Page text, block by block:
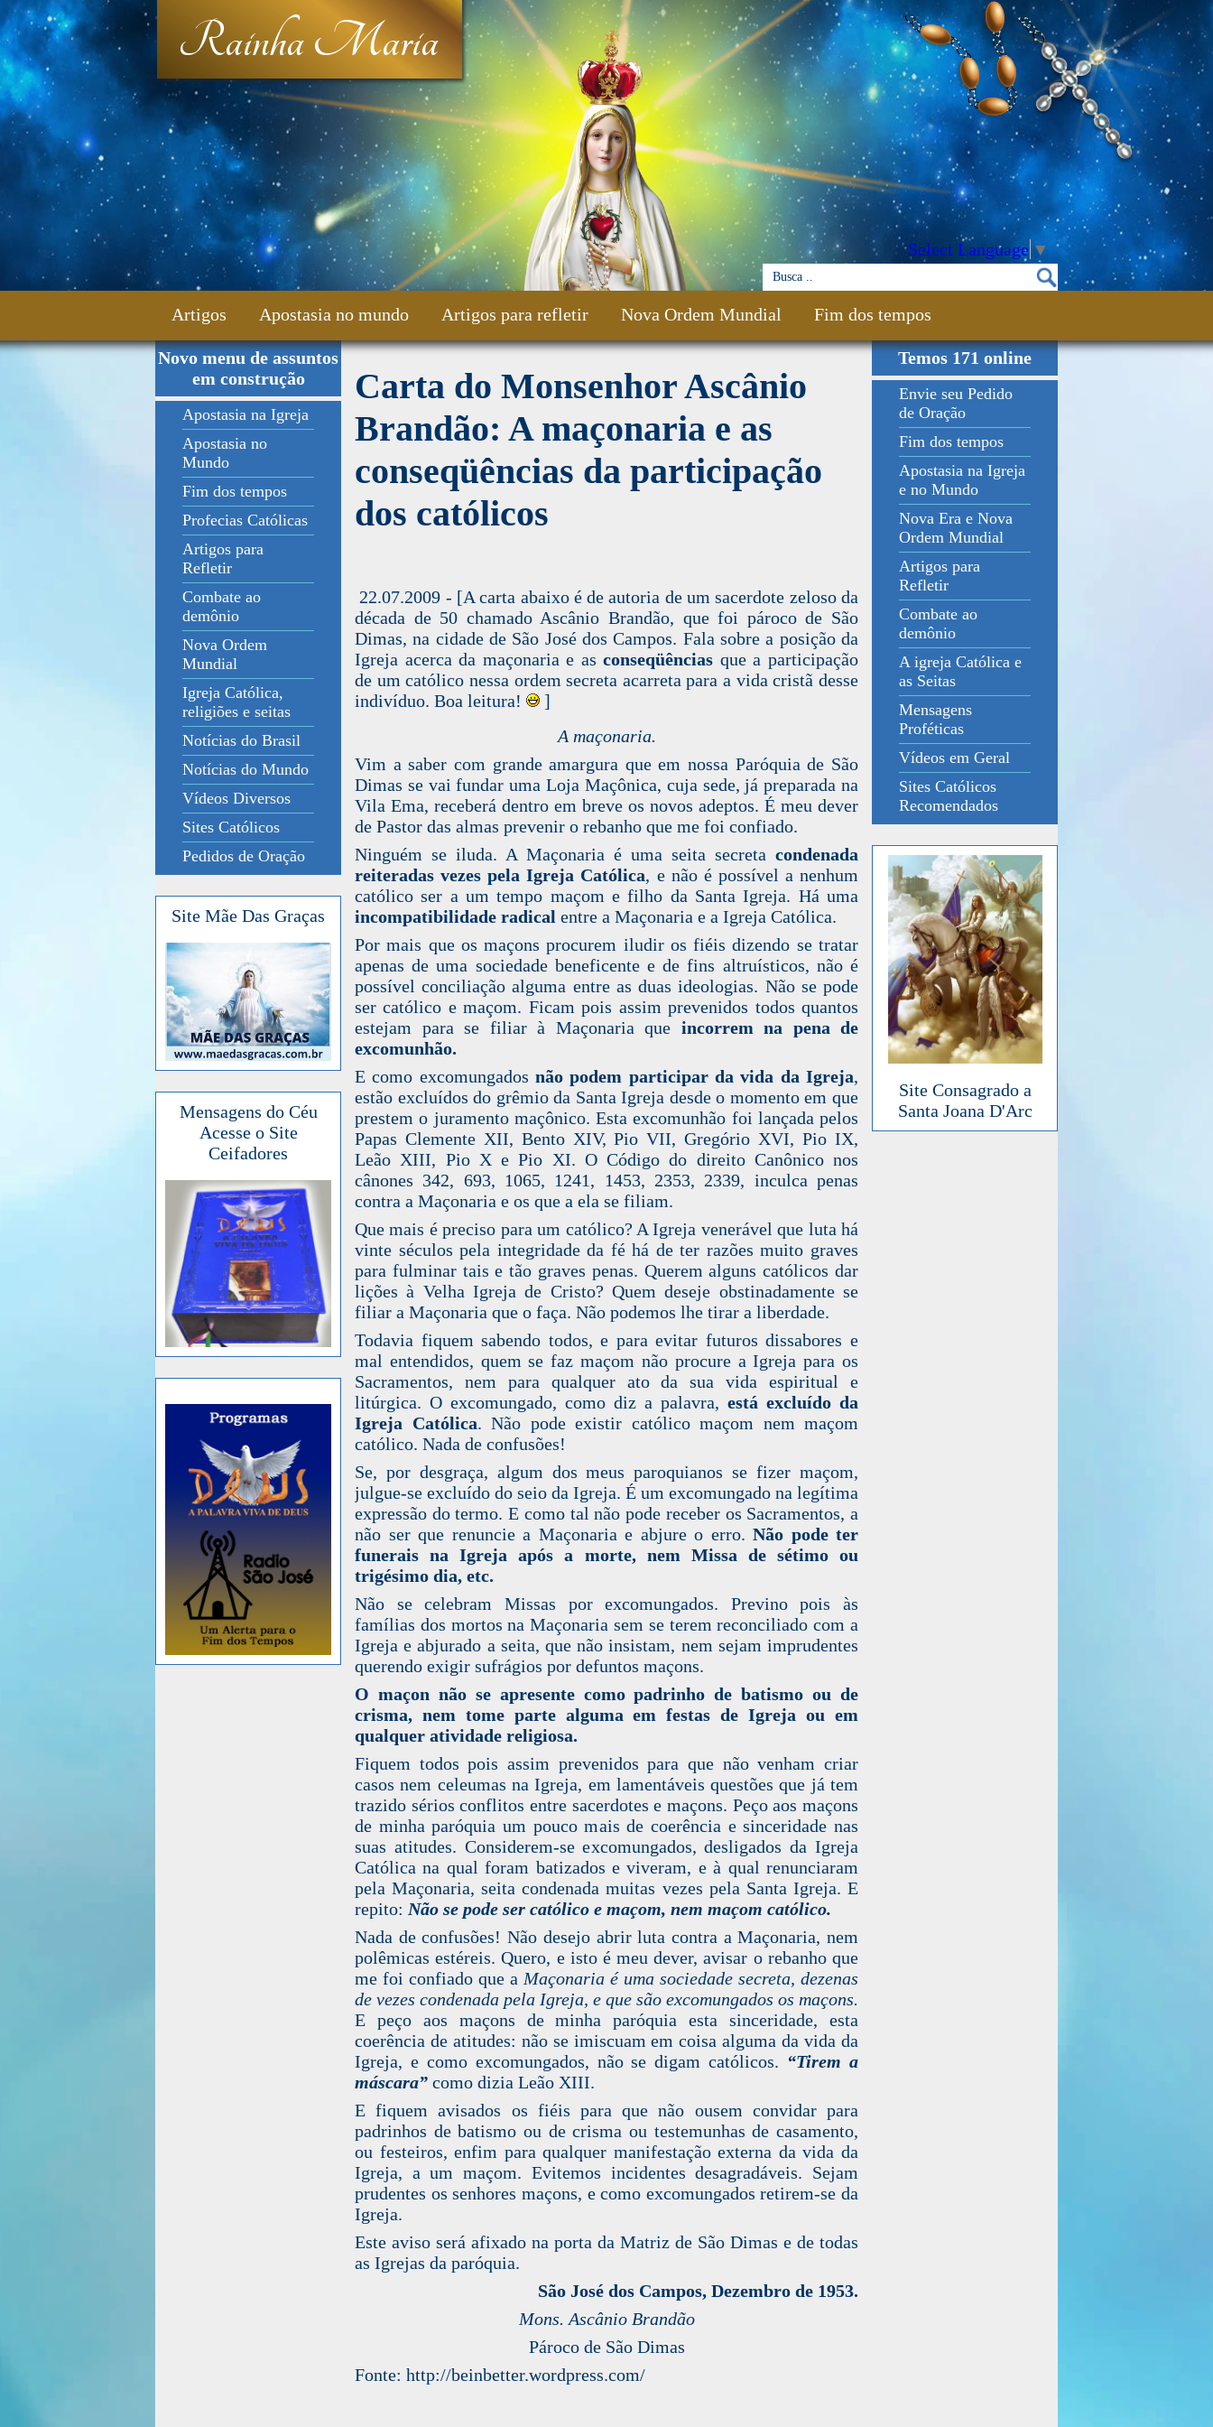
Rainha Maria
Select Language ▼
Artigos Apostasia no mundo Artigos para refletir Nova Ordem Mundial Fim dos tempos
Fale Conosco
Novo menu de assuntos
em construção
Apostasia na Igreja
Apostasia no
Mundo
Fim dos tempos
Profecias Católicas
Artigos para
Refletir
Combate ao
demônio
Nova Ordem
Mundial
Igreja Católica,
religiões e seitas
Notícias do Brasil
Notícias do Mundo
Vídeos Diversos
Sites Católicos
Pedidos de Oração
Site Mãe Das Graças
Mensagens do Céu
Acesse o Site
Ceifadores
Carta do Monsenhor Ascânio
Brandão: A maçonaria e as
conseqüências da participação
dos católicos
22.07.2009 - [A carta abaixo é de autoria de um sacerdote zeloso da
década de 50 chamado Ascânio Brandão, que foi pároco de São
Dimas, na cidade de São José dos Campos. Fala sobre a posição da
Igreja acerca da maçonaria e asconseqüências que a participação
de um católico nessa ordem secreta acarreta para a vida cristã desse
indivíduo. Boa leitura!
]
A maçonaria.
Vim a saber com grande amargura que em nossa Paróquia de São
Dimas se vai fundar uma Loja Maçônica, cuja sede, já preparada na
Vila Ema, receberá dentro em breve os novos adeptos. É meu dever
de Pastor das almas prevenir o rebanho que me foi confiado.
Ninguém se iluda. A Maçonaria é uma seita secreta condenada
reiteradas vezes pela Igreja Católica, e não é possível a nenhum
católico ser a um tempo maçom e filho da Santa Igreja. Há uma
incompatibilidade radical entre a Maçonaria e a Igreja Católica.
Por mais que os maçons procurem iludir os fiéis dizendo se tratar
apenas de uma sociedade beneficente e de fins altruísticos, não é
possível conciliação alguma entre as duas ideologias. Não se pode
ser católico e maçom. Ficam pois assim prevenidos todos quantos
estejam para se filiar à Maçonaria que incorrem na pena de
excomunhão.
E como excomungados não podem participar da vida da Igreja,
estão excluídos do grêmio da Santa Igreja desde o momento em que
prestem o juramento maçônico. Esta excomunhão foi lançada pelos
Papas Clemente XII, Bento XIV, Pio VII, Gregório XVI, Pio IX,
Leão XIII, Pio X e Pio XI. O Código do direito Canônico nos
cânones 342, 693, 1065, 1241, 1453, 2353, 2339, inculca penas
contra a Maçonaria e os que a ela se filiam.
Que mais é preciso para um católico? A Igreja venerável que luta há
vinte séculos pela integridade da fé há de ter razões muito graves
para fulminar tais e tão graves penas. Querem alguns católicos dar
lições à Velha Igreja de Cristo? Quem deseje obstinadamente se
filiar a Maçonaria que o faça. Não podemos lhe tirar a liberdade.
Todavia fiquem sabendo todos, e para evitar futuros dissabores e
mal entendidos, quem se faz maçom não procure a Igreja para os
Sacramentos, nem para qualquer ato da sua vida espiritual e
litúrgica. O excomungado, como diz a palavra, está excluído da
Igreja Católica. Não pode existir católico maçom nem maçom
católico. Nada de confusões!
Se, por desgraça, algum dos meus paroquianos se fizer maçom,
julgue-se excluído do seio da Igreja. É um excomungado na legítima
expressão do termo. E como tal não pode receber os Sacramentos, a
não ser que renuncie a Maçonaria e abjure o erro. Não pode ter
funerais na Igreja após a morte, nem Missa de sétimo ou
trigésimo dia, etc.
Não se celebram Missas por excomungados. Previno pois às
famílias dos mortos na Maçonaria sem se terem reconciliado com a
Igreja e abjurado a seita, que não insistam, nem sejam imprudentes
querendo exigir sufrágios por defuntos maçons.
O maçon não se apresente como padrinho de batismo ou de
crisma, nem tome parte alguma em festas de Igreja ou em
qualquer atividade religiosa.
Fiquem todos pois assim prevenidos para que não venham criar
casos nem celeumas na Igreja, em lamentáveis questões que já tem
trazido sérios conflitos entre sacerdotes e maçons. Peço aos maçons
de minha paróquia um pouco mais de coerência e sinceridade nas
suas atitudes. Considerem-se excomungados, desligados da Igreja
Católica na qual foram batizados e viveram, e à qual renunciaram
pela Maçonaria, seita condenada muitas vezes pela Santa Igreja. E
repito: Não se pode ser católico e maçom, nem maçom católico.
Nada de confusões! Não desejo abrir luta contra a Maçonaria, nem
polêmicas estéreis. Quero, e isto é meu dever, avisar o rebanho que
me foi confiado que a Maçonaria é uma sociedade secreta, dezenas
de vezes condenada pela Igreja, e que são excomungados os maçons.
E peço aos maçons de minha paróquia esta sinceridade, esta
coerência de atitudes: não se imiscuam em coisa alguma da vida da
Igreja, e como excomungados, não se digam católicos. “Tirem a
máscara” como dizia Leão XIII.
E fiquem avisados os fiéis para que não ousem convidar para
padrinhos de batismo ou de crisma ou testemunhas de casamento,
ou festeiros, enfim para qualquer manifestação externa da vida da
Igreja, a um maçom. Evitemos incidentes desagradáveis. Sejam
prudentes os senhores maçons, e como excomungados retirem-se da
Igreja.
Este aviso será afixado na porta da Matriz de São Dimas e de todas
as Igrejas da paróquia.
São José dos Campos, Dezembro de 1953.
Mons. Ascânio Brandão
Pároco de São Dimas
Fonte: http://beinbetter.wordpress.com/
Temos 171 online
Envie seu Pedido
de Oração
Fim dos tempos
Apostasia na Igreja
e no Mundo
Nova Era e Nova
Ordem Mundial
Artigos para
Refletir
Combate ao
demônio
A igreja Católica e
as Seitas
Mensagens
Proféticas
Vídeos em Geral
Sites Católicos
Recomendados
Site Consagrado a
Santa Joana D'Arc